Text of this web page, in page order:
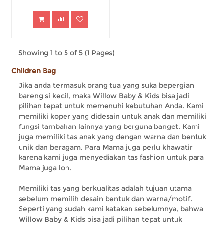
Showing 1 to 5 of 5 (1 Pages)
Children Bag
Jika anda termasuk orang tua yang suka bepergian
bareng si kecil, maka Willow Baby & Kids bisa jadi
pilihan tepat untuk memenuhi kebutuhan Anda. Kami
memiliki koper yang didesain untuk anak dan memiliki
fungsi tambahan lainnya yang berguna banget. Kami
juga memiliki tas anak yang dengan warna dan bentuk
unik dan beragam. Para Mama juga perlu khawatir
karena kami juga menyediakan tas fashion untuk para
Mama juga loh.
Memiliki tas yang berkualitas adalah tujuan utama
sebelum memilih desain bentuk dan warna/motif.
Seperti yang sudah kami katakan sebelumnya, bahwa
Willow Baby & Kids bisa jadi pilihan tepat untuk